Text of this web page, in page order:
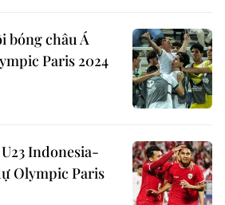
bóng châu Á
Paris 2024
Indonesia-
Olympic Paris